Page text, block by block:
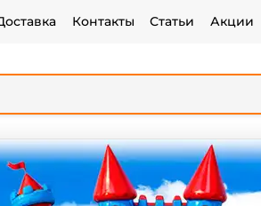
Контакты Статьи Акции